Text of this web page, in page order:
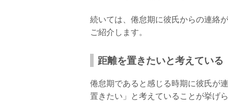
続いては、倦怠期に彼氏からの連絡
ご紹介します。
距離を置きたいと考えている
倦怠期であると感じる時期に彼氏が
置きたい」と考えていることが挙げ